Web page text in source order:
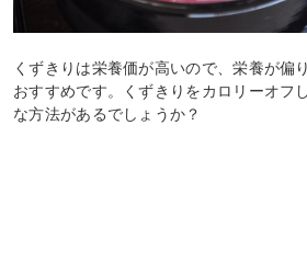
くずきりは栄養価が高いので、栄養が偏
おすすめです。くずきりをカロリーオフ
な方法があるでしょうか？